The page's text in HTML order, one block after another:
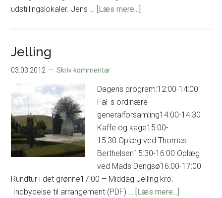
udstillingslokaler. Jens … [Læs mere...]
og
Moesgård
Jelling
03.03.2012 Skriv kommentar
Dagens program:12:00-14:00
FaFs ordinære
generalforsamling14:00-14:30
Kaffe og kage15:00-
15:30 Oplæg ved Thomas
Berthelsen15:30-16:00 Oplæg
ved Mads Dengsø16:00-17:00
Rundtur i det grønne17:00 – Middag Jelling kro.
Indbydelse til arrangement (PDF) … [Læs mere...]